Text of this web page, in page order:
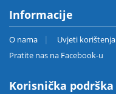
Informacije
O nama Uvjeti korištenja
Pratite nas na Facebook-u
Korisnička podrška